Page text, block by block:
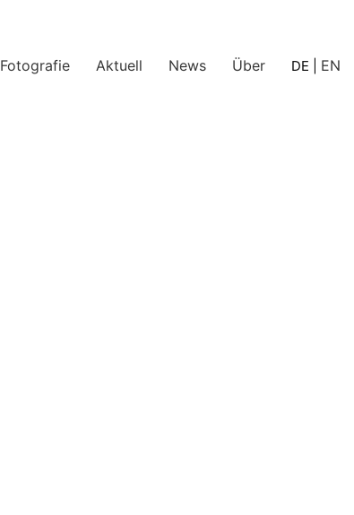
Fotografie Aktuell News Über DE EN